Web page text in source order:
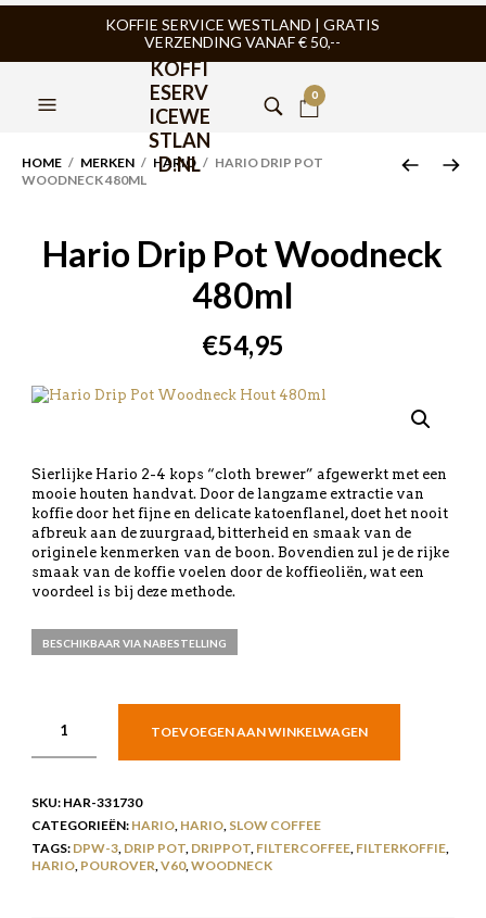
KOFFIE SERVICE WESTLAND | GRATIS
VERZENDING VANAF € 50,--
KOFFI
ESERV
ICEWE
STLAN
D.NL
0
HOME / MERKEN / HARIO / HARIO DRIP POT
WOODNECK 480ML
Hario Drip Pot Woodneck
480ml
€54,95
Sierlijke Hario 2-4 kops “cloth brewer” afgewerkt met een
mooie houten handvat. Door de langzame extractie van
koffie door het fijne en delicate katoenflanel, doet het nooit
afbreuk aan de zuurgraad, bitterheid en smaak van de
originele kenmerken van de boon. Bovendien zul je de rijke
smaak van de koffie voelen door de koffieoliën, wat een
voordeel is bij deze methode.
BESCHIKBAAR VIA NABESTELLING
TOEVOEGEN AAN WINKELWAGEN
SKU: HAR-331730
CATEGORIEËN: HARIO, HARIO, SLOW COFFEE
TAGS: DPW-3, DRIP POT, DRIPPOT, FILTERCOFFEE, FILTERKOFFIE,
HARIO, POUROVER,V60,WOODNECK